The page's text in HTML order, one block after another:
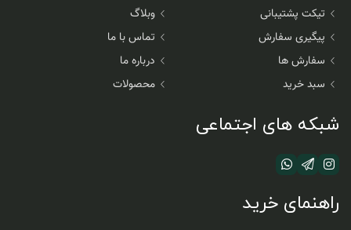
تیکت پشتیبانی
پیگیری سفارش
سفارش ها
سبد خرید
شبکه های اجتماعی
وبلاگ
تماس با ما
درباره ما
محصولات
راهنمای خرید